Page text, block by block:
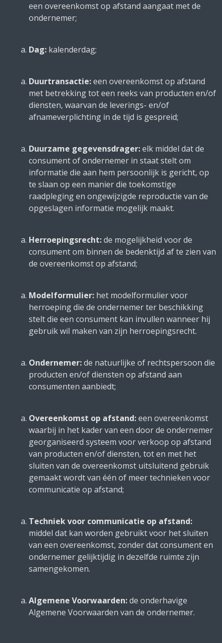
een overeenkomst op afstand aangaat met de
ondernemer;
Dag: kalenderdag;
Duurtransactie:een overeenkomst op afstand
met betrekking tot een reeks van producten en/of
diensten, waarvan de leverings- en/of
afnameverplichting in de tijd is gespreid;
Duurzame gegevensdrager:elk middel dat de
consument of ondernemer in staat stelt om
informatie die aan hem persoonlijk is gericht, op
te slaan op een manier die toekomstige
raadpleging en ongewijzigde reproductie van de
opgeslagen informatie mogelijk maakt.
Herroepingsrecht:de mogelijkheid voor de
consument om binnen de bedenktijd af te zien van
de overeenkomst op afstand;
Modelformulier: het modelformulier voor
herroeping die de ondernemer ter beschikking
stelt die een consument kan invullen wanneer hij
gebruik wil maken van zijn herroepingsrecht.
Ondernemer:de natuurlijke of rechtspersoon die
producten en/of diensten op afstand aan
consumenten aanbiedt;
Overeenkomst op afstand:een overeenkomst
waarbij in het kader van een door de ondernemer
georganiseerd systeem voor verkoop op afstand
van producten en/of diensten, tot en met het
sluiten van de overeenkomst uitsluitend gebruik
gemaakt wordt van één of meer technieken voor
communicatie op afstand;
Techniek voor communicatie op afstand:
middel dat kan worden gebruikt voor het sluiten
van een overeenkomst, zonder dat consument en
ondernemer gelijktijdig in dezelfde ruimte zijn
samengekomen.
Algemene Voorwaarden:de onderhavige
Algemene Voorwaarden van de ondernemer.